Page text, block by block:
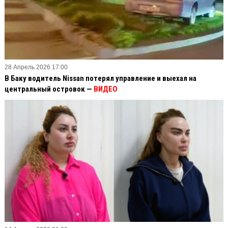
28 Апрель 2026 17:00
В Баку водитель Nissan потерял управление и выехал на
центральный островок — ВИДЕО